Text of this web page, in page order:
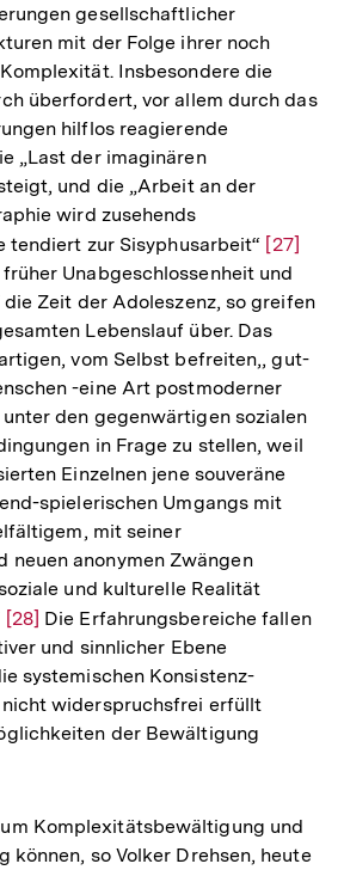
gesellschaftlicher
mit der Folge ihrer noch
Insbesondere die
überfordert, vor allem durch das
hilflos reagierende
„Last der imaginären
und die „Arbeit an der
wird zusehends
tendiert zur Sisyphusarbeit“ Zur
der
Fußnote
[27]
Unabgeschlossenheit und
Zeit der Adoleszenz, so greifen
Lebenslauf über. Das
vom Selbst befreiten,, gut-
-eine Art postmoderner
den gegenwärtigen sozialen
in Frage zu stellen, weil
Einzelnen jene souveräne
spielerischen Umgangs mit
mit seiner
neuen anonymen Zwängen
und kulturelle Realität
Zur
Auflösung
der
Fußnote
[28] Die Erfahrungsbereiche fallen
und sinnlicher Ebene
systemischen Konsistenz-
widerspruchsfrei erfüllt
der Bewältigung
Komplexitätsbewältigung und
können, so Volker Drehsen, heute